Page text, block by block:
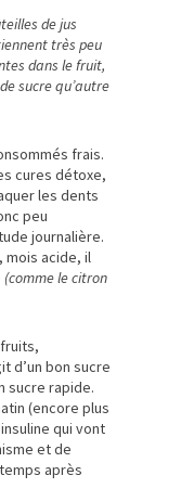
de jus
très peu
dans le fruit,
sucre qu’autre
frais.
cures détoxe,
les dents
peu
journalière.
, mois acide, il
(comme le citron
d’un bon sucre
sucre rapide.
(encore plus
qui vont
et de
après